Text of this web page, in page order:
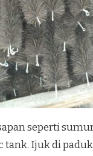
seperti
tank. Ijuk di